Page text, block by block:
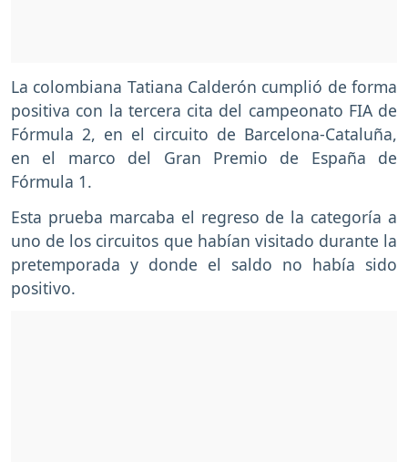
La colombiana Tatiana Calderón cumplió de forma
positiva con la tercera cita del campeonato FIA de
Fórmula 2, en el circuito de Barcelona-Cataluña,
en el marco del Gran Premio de España de
Fórmula 1.
Esta prueba marcaba el regreso de la categoría a
uno de los circuitos que habían visitado durante la
pretemporada y donde el saldo no había sido
positivo.